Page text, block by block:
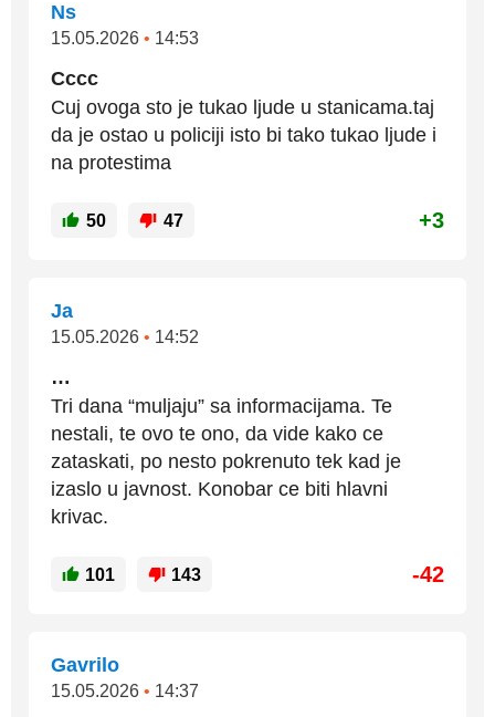
Ns
15.05.2026 • 14:53
Cccc
Cuj ovoga sto je tukao ljude u stanicama.taj
da je ostao u policiji isto bi tako tukao ljude i
na protestima
50 47 +3
Ja
15.05.2026 • 14:52
…
Tri dana “muljaju” sa informacijama. Te
nestali, te ovo te ono, da vide kako ce
zataskati, po nesto pokrenuto tek kad je
izaslo u javnost. Konobar ce biti hlavni
krivac.
101 143 -42
Gavrilo
15.05.2026 • 14:37